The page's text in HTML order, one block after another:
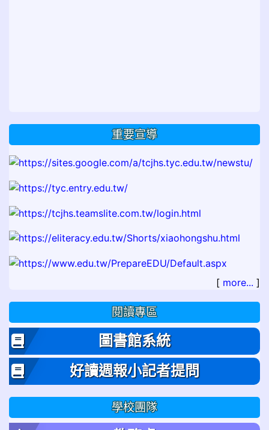
重要宣導
[ more... ]
閱讀專區
圖書館系統
好讀週報小記者提問
學校團隊